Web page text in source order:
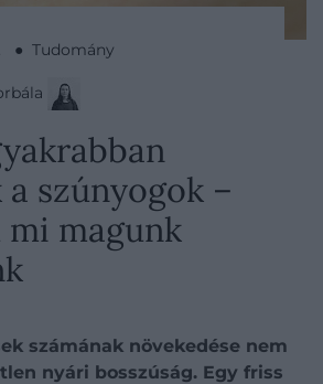
● Tudomány
szúnyogok –
mi magunk
számának növekedése nem
nyári bosszúság. Egy friss